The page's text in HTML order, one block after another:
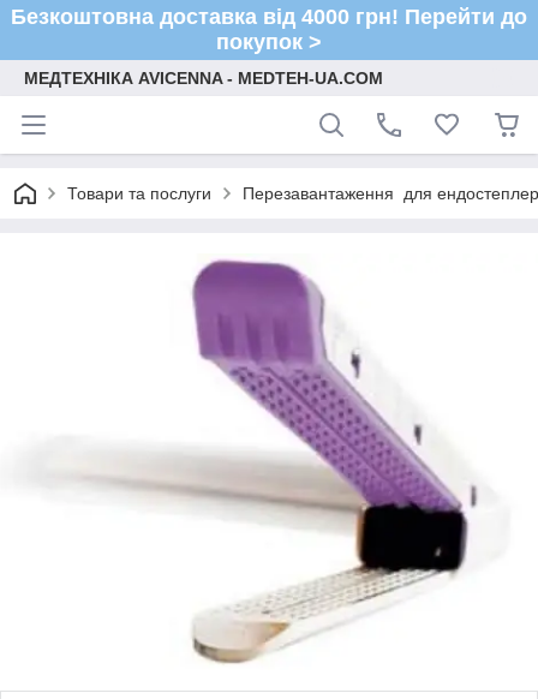
Безкоштовна доставка від 4000 грн! Перейти до
покупок >
МЕДТЕХНІКА AVICENNA - MEDTEH-UA.COM
Товари та послуги Перезавантаження для